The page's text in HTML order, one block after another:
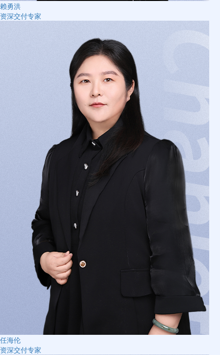
赖勇洪
资深交付专家
任海伦
资深交付专家